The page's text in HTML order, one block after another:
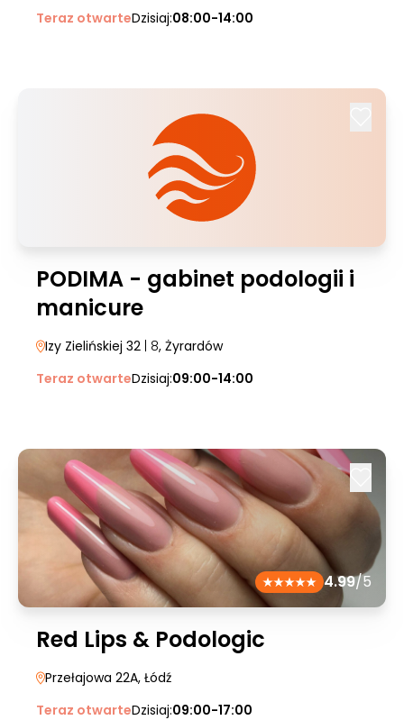
Teraz otwarteDzisiaj:08:00-14:00
PODIMA - gabinet podologii i
manicure
Izy Zielińskiej 32 | 8, Żyrardów
Teraz otwarteDzisiaj:09:00-14:00
4.99/5
Red Lips & Podologic
Przełajowa 22A, Łódź
Teraz otwarteDzisiaj:09:00-17:00